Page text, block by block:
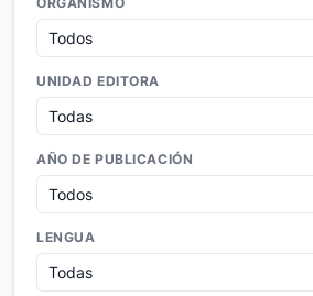
ORGANISMO
UNIDAD EDITORA
AÑO DE PUBLICACIÓN
LENGUA